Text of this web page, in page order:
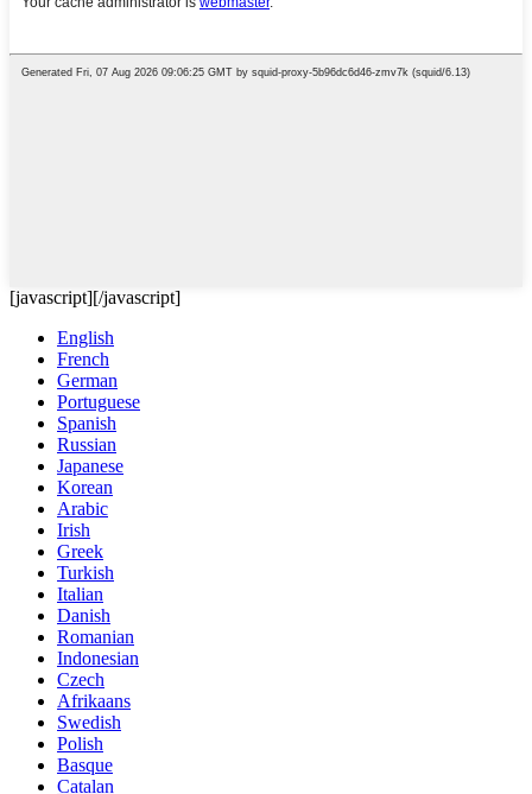
[javascript][/javascript]
English
French
German
Portuguese
Spanish
Russian
Japanese
Korean
Arabic
Irish
Greek
Turkish
Italian
Danish
Romanian
Indonesian
Czech
Afrikaans
Swedish
Polish
Basque
Catalan